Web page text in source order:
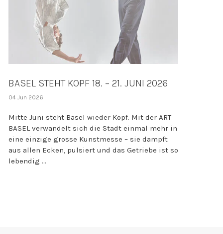
BASEL STEHT KOPF 18. – 21. JUNI 2026
04 Jun 2026
Mitte Juni steht Basel wieder Kopf. Mit der ART
BASEL verwandelt sich die Stadt einmal mehr in
eine einzige grosse Kunstmesse – sie dampft
aus allen Ecken, pulsiert und das Getriebe ist so
lebendig ...